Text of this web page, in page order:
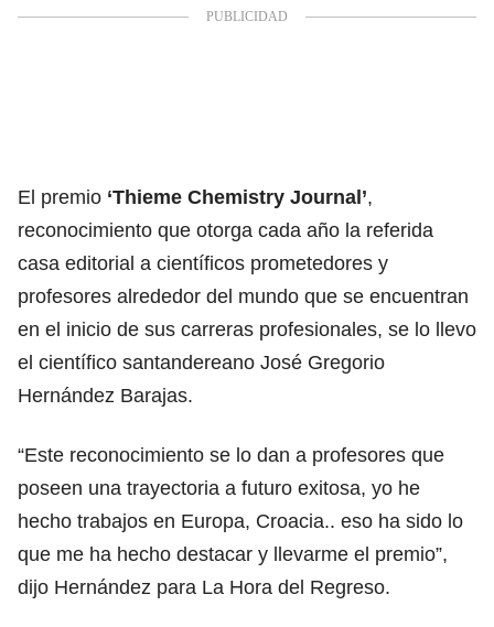
El premio ‘Thieme Chemistry Journal’,
reconocimiento que otorga cada año la referida
casa editorial a científicos prometedores y
profesores alrededor del mundo que se encuentran
en el inicio de sus carreras profesionales, se lo llevo
el científico santandereano José Gregorio
Hernández Barajas.
“Este reconocimiento se lo dan a profesores que
poseen una trayectoria a futuro exitosa, yo he
hecho trabajos en Europa, Croacia.. eso ha sido lo
que me ha hecho destacar y llevarme el premio”,
dijo Hernández para La Hora del Regreso.